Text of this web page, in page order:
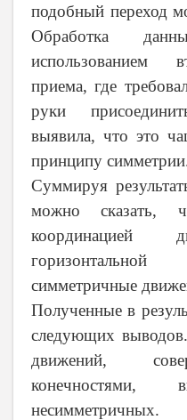
подобный переход
Обработка
использованием
приема, где
руки
выявила, что это
принципу
Суммируя
можно сказать,
горизонтальной
симметричные
Полученные в
следующих
движений,